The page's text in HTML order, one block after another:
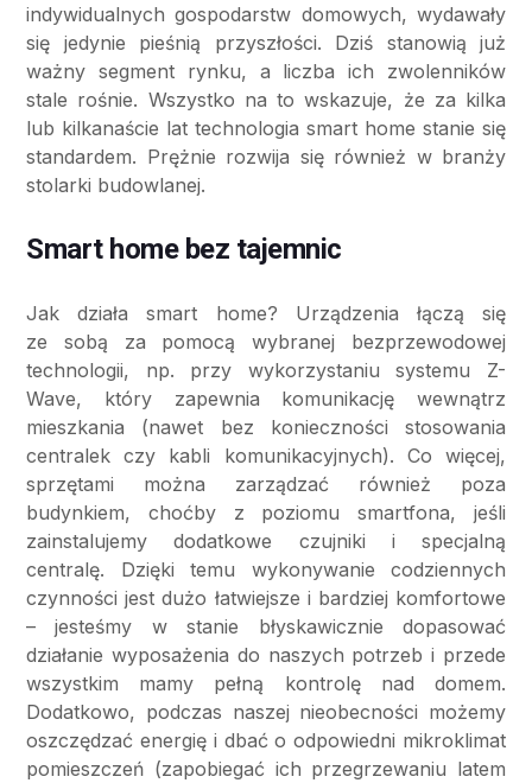
indywidualnych gospodarstw domowych, wydawały
się jedynie pieśnią przyszłości. Dziś stanowią już
ważny segment rynku, a liczba ich zwolenników
stale rośnie. Wszystko na to wskazuje, że za kilka
lub kilkanaście lat technologia smart home stanie się
standardem. Prężnie rozwija się również w branży
stolarki budowlanej.
Smart home bez tajemnic
Jak działa smart home? Urządzenia łączą się
ze sobą za pomocą wybranej bezprzewodowej
technologii, np. przy wykorzystaniu systemu Z-
Wave, który zapewnia komunikację wewnątrz
mieszkania (nawet bez konieczności stosowania
centralek czy kabli komunikacyjnych). Co więcej,
sprzętami można zarządzać również poza
budynkiem, choćby z poziomu smartfona, jeśli
zainstalujemy dodatkowe czujniki i specjalną
centralę. Dzięki temu wykonywanie codziennych
czynności jest dużo łatwiejsze i bardziej komfortowe
– jesteśmy w stanie błyskawicznie dopasować
działanie wyposażenia do naszych potrzeb i przede
wszystkim mamy pełną kontrolę nad domem.
Dodatkowo, podczas naszej nieobecności możemy
oszczędzać energię i dbać o odpowiedni mikroklimat
pomieszczeń (zapobiegać ich przegrzewaniu latem